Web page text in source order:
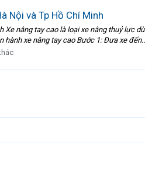
Nội và Tp Hồ Chí Minh
Xe nâng tay cao là loại xe nâng thuỷ
hành xe nâng tay cao Bước 1: Đưa xe